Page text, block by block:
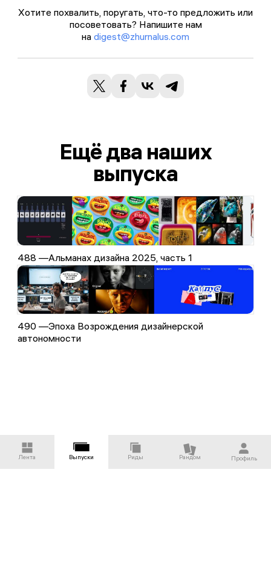
Лента Выпуски Риды Рандом Профиль
Хотите похвалить, поругать, что-то предложить или
посоветовать? Напишите нам
на digest@zhurnalus.com
Ещё два наших
выпуска
488 —Альманах дизайна 2025, часть 1
490 —Эпоха Возрождения дизайнерской
автономности